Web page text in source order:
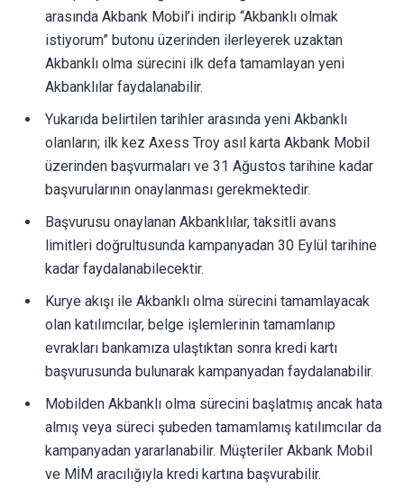
arasında Akbank Mobil’i indirip “Akbanklı olmak
istiyorum” butonu üzerinden ilerleyerek uzaktan
Akbanklı olma sürecini ilk defa tamamlayan yeni
Akbanklılar faydalanabilir.
Yukarıda belirtilen tarihler arasında yeni Akbanklı
olanların; ilk kez Axess Troy asıl karta Akbank Mobil
üzerinden başvurmaları ve 31 Ağustos tarihine kadar
başvurularının onaylanması gerekmektedir.
Başvurusu onaylanan Akbanklılar, taksitli avans
limitleri doğrultusunda kampanyadan 30 Eylül tarihine
kadar faydalanabilecektir.
Kurye akışı ile Akbanklı olma sürecini tamamlayacak
olan katılımcılar, belge işlemlerinin tamamlanıp
evrakları bankamıza ulaştıktan sonra kredi kartı
başvurusunda bulunarak kampanyadan faydalanabilir.
Mobilden Akbanklı olma sürecini başlatmış ancak hata
almış veya süreci şubeden tamamlamış katılımcılar da
kampanyadan yararlanabilir. Müşteriler Akbank Mobil
ve MİM aracılığıyla kredi kartına başvurabilir.